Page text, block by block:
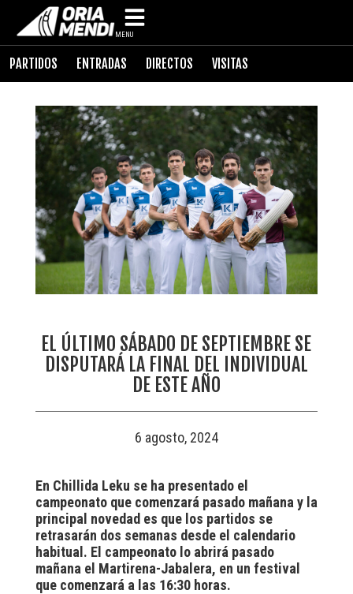
MENU
PARTIDOS ENTRADAS DIRECTOS VISITAS
EL ÚLTIMO SÁBADO DE SEPTIEMBRE SE
DISPUTARÁ LA FINAL DEL INDIVIDUAL
DE ESTE AÑO
6 agosto, 2024
En Chillida Leku se ha presentado el
campeonato que comenzará pasado mañana y la
principal novedad es que los partidos se
retrasarán dos semanas desde el calendario
habitual. El campeonato lo abrirá pasado
mañana el Martirena-Jabalera, en un festival
que comenzará a las 16:30 horas.